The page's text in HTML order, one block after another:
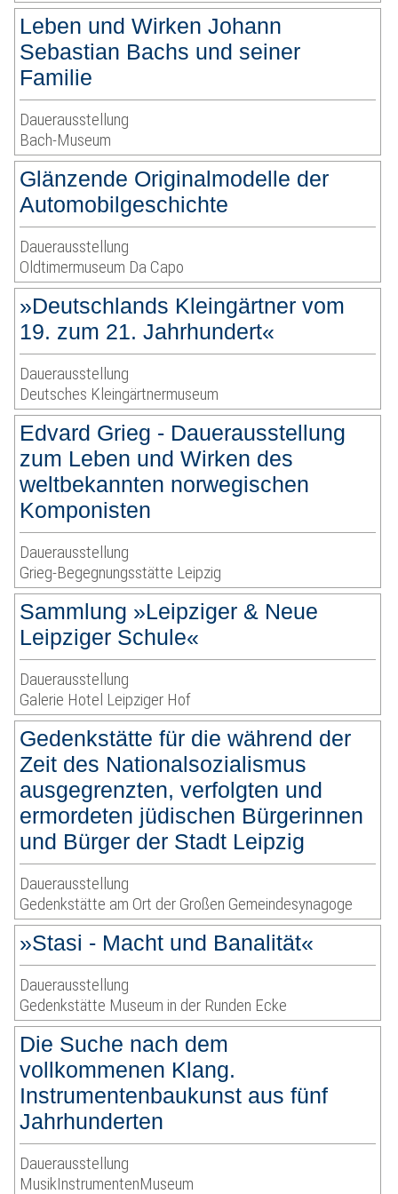
Leben und Wirken Johann
Sebastian Bachs und seiner
Familie
Dauerausstellung
Bach-Museum
Glänzende Originalmodelle der
Automobilgeschichte
Dauerausstellung
Oldtimermuseum Da Capo
»Deutschlands Kleingärtner vom
19. zum 21. Jahrhundert«
Dauerausstellung
Deutsches Kleingärtnermuseum
Edvard Grieg - Dauerausstellung
zum Leben und Wirken des
weltbekannten norwegischen
Komponisten
Dauerausstellung
Grieg-Begegnungsstätte Leipzig
Sammlung »Leipziger & Neue
Leipziger Schule«
Dauerausstellung
Galerie Hotel Leipziger Hof
Gedenkstätte für die während der
Zeit des Nationalsozialismus
ausgegrenzten, verfolgten und
ermordeten jüdischen Bürgerinnen
und Bürger der Stadt Leipzig
Dauerausstellung
Gedenkstätte am Ort der Großen Gemeindesynagoge
»Stasi - Macht und Banalität«
Dauerausstellung
Gedenkstätte Museum in der Runden Ecke
Die Suche nach dem
vollkommenen Klang.
Instrumentenbaukunst aus fünf
Jahrhunderten
Dauerausstellung
MusikInstrumentenMuseum